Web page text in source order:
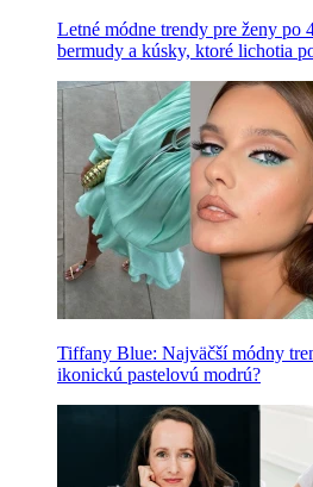
Letné módne trendy pre ženy po
bermudy a kúsky, ktoré lichotia
Tiffany Blue: Najväčší módny
ikonickú pastelovú modrú?